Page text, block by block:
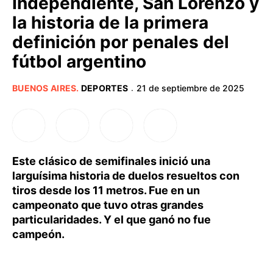
BUENOS AIRES
PROVINCIAS
la historia de la primera
definición por penales del
fútbol argentino
BUENOS AIRES. DEPORTES · 21 de septiembre de 2025
Este clásico de semifinales inició una
larguísima historia de duelos resueltos con
tiros desde los 11 metros. Fue en un
campeonato que tuvo otras grandes
particularidades. Y el que ganó no fue
campeón.